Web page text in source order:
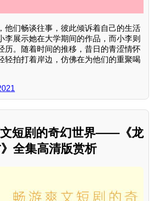
他们畅谈往事，彼此倾诉着自己的生活
李展示她在大学期间的作品，而小李则
历。随着时间的推移，昔日的青涩情怀
轻拍打着岸边，仿佛在为他们的重聚喝
短剧的奇幻世界——《龙
全集高清版赏析